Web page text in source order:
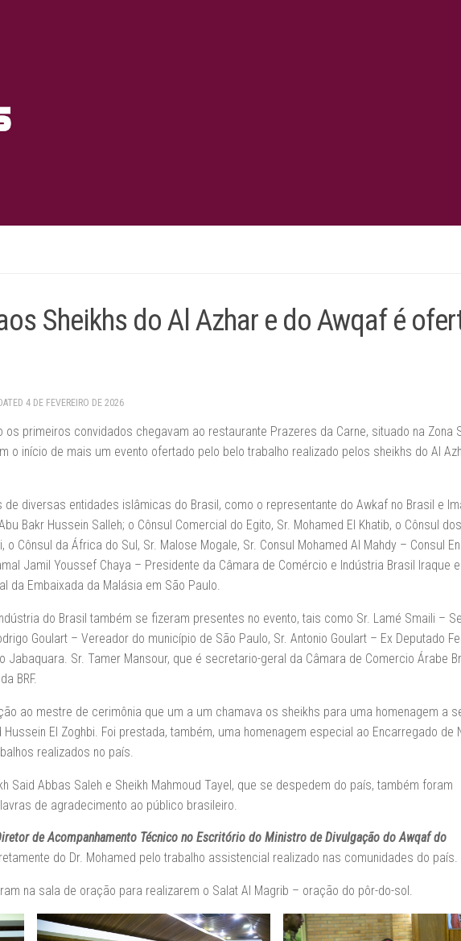
Sheikhs do Al Azhar e do Awqaf é
4 DE FEVEREIRO DE 2026
os primeiros convidados chegavam ao restaurante Prazeres da Carne, situado na Zona
o início de mais um evento ofertado pelo belo trabalho realizado pelos sheikhs do Al
diversas entidades islâmicas do Brasil, como o representante do Awkaf no Brasil e
Bakr Hussein Salleh; o Cônsul Comercial do Egito, Sr. Mohamed El Khatib, o Cônsul
o Cônsul da África do Sul, Sr. Malose Mogale, Sr. Consul Mohamed Al Mahdy – Consul
Jamil Youssef Chaya – Presidente da Câmara de Comércio e Indústria Brasil Iraque
da Embaixada da Malásia em São Paulo.
do Brasil também se fizeram presentes no evento, tais como Sr. Lamé Smaili –
Goulart – Vereador do município de São Paulo, Sr. Antonio Goulart – Ex Deputado
Jabaquara. Sr. Tamer Mansour, que é secretario-geral da Câmara de Comercio Árabe
BRF.
ao mestre de cerimônia que um a um chamava os sheikhs para uma homenagem a
El Zoghbi. Foi prestada, também, uma homenagem especial ao Encarregado de
realizados no país.
Said Abbas Saleh e Sheikh Mahmoud Tayel, que se despedem do país, também foram
de agradecimento ao público brasileiro.
de Acompanhamento Técnico no Escritório do Ministro de Divulgação do Awqaf do
do Dr. Mohamed pelo trabalho assistencial realizado nas comunidades do país.
na sala de oração para realizarem o Salat Al Magrib – oração do pôr-do-sol.